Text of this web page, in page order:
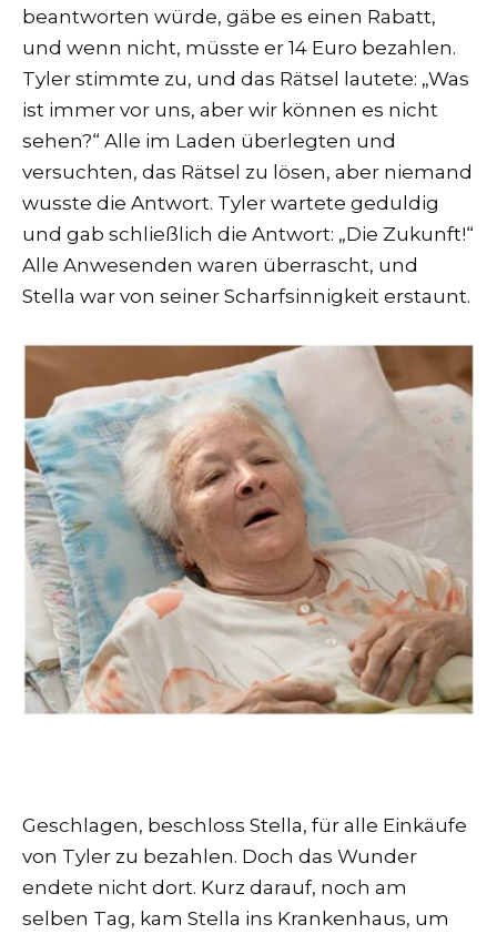
beantworten würde, gäbe es einen Rabatt,
und wenn nicht, müsste er 14 Euro bezahlen.
Tyler stimmte zu, und das Rätsel lautete: „Was
ist immer vor uns, aber wir können es nicht
sehen?“ Alle im Laden überlegten und
versuchten, das Rätsel zu lösen, aber niemand
wusste die Antwort. Tyler wartete geduldig
und gab schließlich die Antwort: „Die Zukunft!“
Alle Anwesenden waren überrascht, und
Stella war von seiner Scharfsinnigkeit erstaunt.
Geschlagen, beschloss Stella, für alle Einkäufe
von Tyler zu bezahlen. Doch das Wunder
endete nicht dort. Kurz darauf, noch am
selben Tag, kam Stella ins Krankenhaus, um